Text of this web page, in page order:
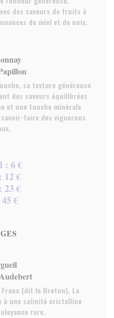
des saveurs de fruits à
de miel et de noix.
sa texture généreuse
des saveurs équilibrées
et une touche minérale
faire des vignerons
: 6 €
12 €
23 €
€
(dit le Breton). La
à une salinité cristalline
rare.